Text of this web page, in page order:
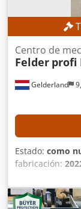
Gelderland
Centro de
Felder profi
Estado: como
fabricación:
recorrido del
anchura de la